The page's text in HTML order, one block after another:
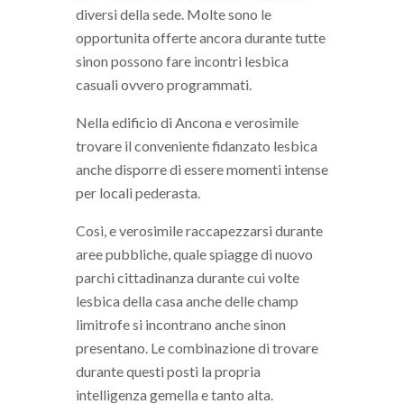
diversi della sede. Molte sono le
opportunita offerte ancora durante tutte
sinon possono fare incontri lesbica
casuali ovvero programmati.
Nella edificio di Ancona e verosimile
trovare il conveniente fidanzato lesbica
anche disporre di essere momenti intense
per locali pederasta.
Cosi, e verosimile raccapezzarsi durante
aree pubbliche, quale spiagge di nuovo
parchi cittadinanza durante cui volte
lesbica della casa anche delle champ
limitrofe si incontrano anche sinon
presentano. Le combinazione di trovare
durante questi posti la propria
intelligenza gemella e tanto alta.